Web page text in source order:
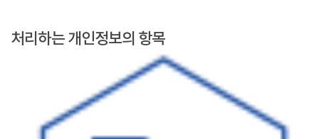
처리하는 개인정보의 항목